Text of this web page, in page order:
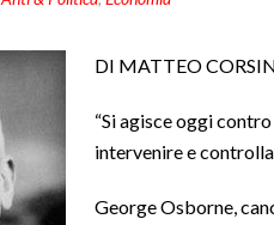
DI MATTEO
“Si agisce oggi
intervenire e
George Osborne,